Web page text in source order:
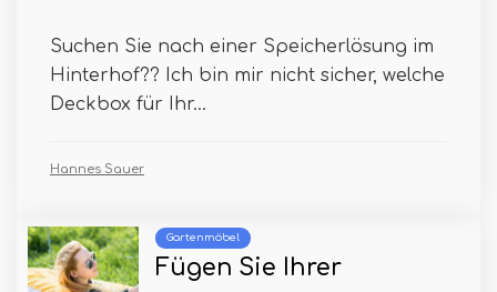
Suchen Sie nach einer Speicherlösung im
Hinterhof?? Ich bin mir nicht sicher, welche
Deckbox für Ihr...
Hannes Sauer
Gartenmöbel
Fügen Sie Ihrer